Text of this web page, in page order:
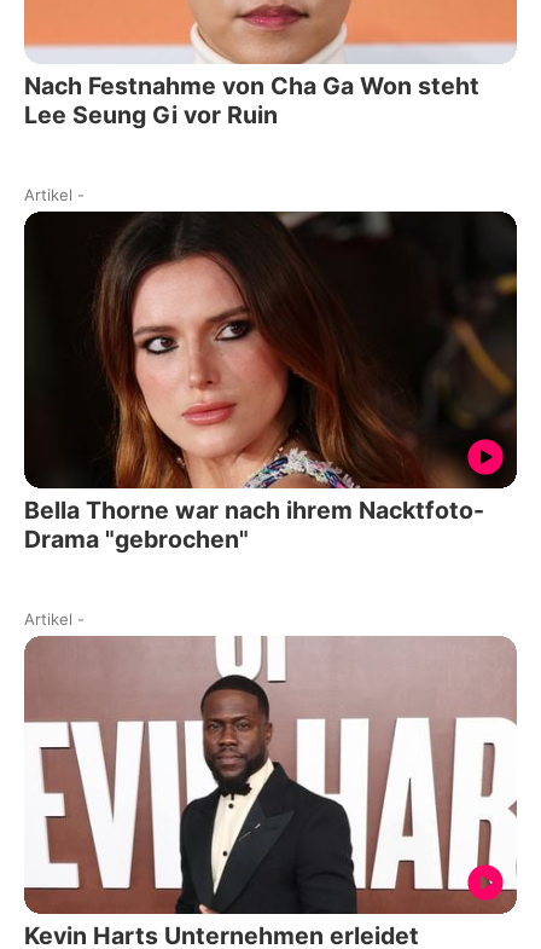
Nach Festnahme von Cha Ga Won steht
Lee Seung Gi vor Ruin
Artikel -
Bella Thorne war nach ihrem Nacktfoto-
Drama "gebrochen"
Artikel -
Kevin Harts Unternehmen erleidet